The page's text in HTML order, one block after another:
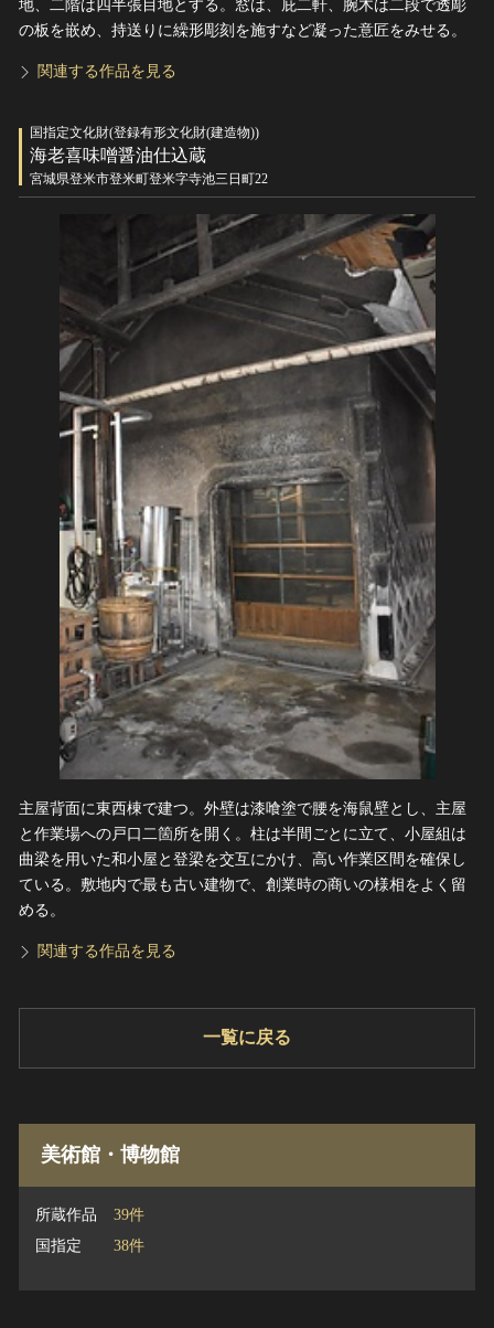
地、二階は四半張目地とする。窓は、庇二軒、腕木は二段で透彫
の板を嵌め、持送りに繰形彫刻を施すなど凝った意匠をみせる。
関連する作品を見る
国指定文化財(登録有形文化財(建造物))
海老喜味噌醤油仕込蔵
宮城県登米市登米町登米字寺池三日町22
主屋背面に東西棟で建つ。外壁は漆喰塗で腰を海鼠壁とし、主屋
と作業場への戸口二箇所を開く。柱は半間ごとに立て、小屋組は
曲梁を用いた和小屋と登梁を交互にかけ、高い作業区間を確保し
ている。敷地内で最も古い建物で、創業時の商いの様相をよく留
める。
関連する作品を見る
一覧に戻る
美術館・博物館
所蔵作品
39件
国指定
38件